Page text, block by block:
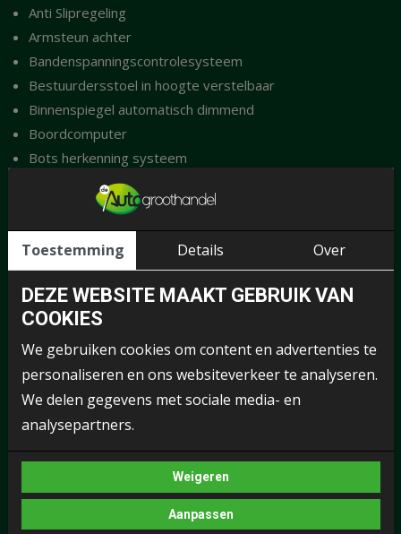
Anti Slipregeling
Armsteun achter
Bandenspanningscontrolesysteem
Bestuurdersstoel in hoogte verstelbaar
Binnenspiegel automatisch dimmend
Boordcomputer
Bots herkenning systeem
Bots waarschuwing systeem
Buitensp elektrisch verwarmbaar
Buitenspiegels in carrosseriekleur
Buitenspiegels met instapverlichting
Comfort stoelen
Cruise control
Cruise control (adaptief)
DAB+
Dakrail (zilver)
Dakrail (zwart)
El. bedienbare ramen achter
El. bedienbare ramen voor
El. inklapbare buitenspiegels
Toestemming Details Over
DEZE WEBSITE MAAKT GEBRUIK VAN
COOKIES
We gebruiken cookies om content en advertenties te
personaliseren en ons websiteverkeer te analyseren.
We delen gegevens met sociale media- en
analysepartners.
Weigeren
Aanpassen